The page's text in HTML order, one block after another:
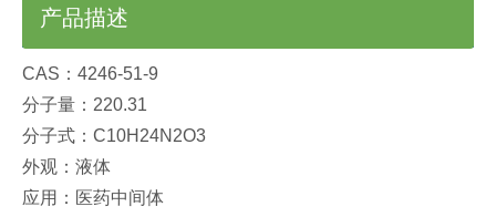
产品描述
CAS：4246-51-9
分子量：220.31
分子式：C10H24N2O3
外观：液体
应用：医药中间体